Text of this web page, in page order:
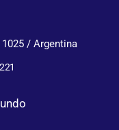
/ Argentina